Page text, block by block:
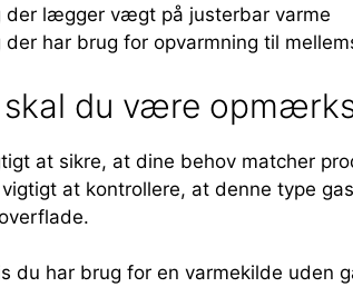
der lægger vægt på justerbar varme
der har brug for opvarmning til
skal du være
at sikre, at dine behov matcher
at kontrollere, at denne type
du har brug for en varmekilde uden